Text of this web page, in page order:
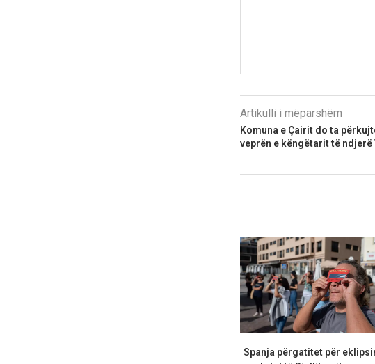
Artikulli i mëparshëm
Komuna e Çairit do ta
veprën e këngëtarit të
Spanja përgatitet për